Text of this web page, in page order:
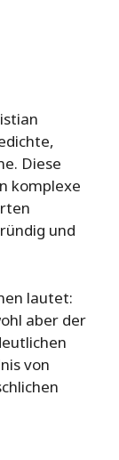
Diese
komplexe
und
lautet:
aber der
von